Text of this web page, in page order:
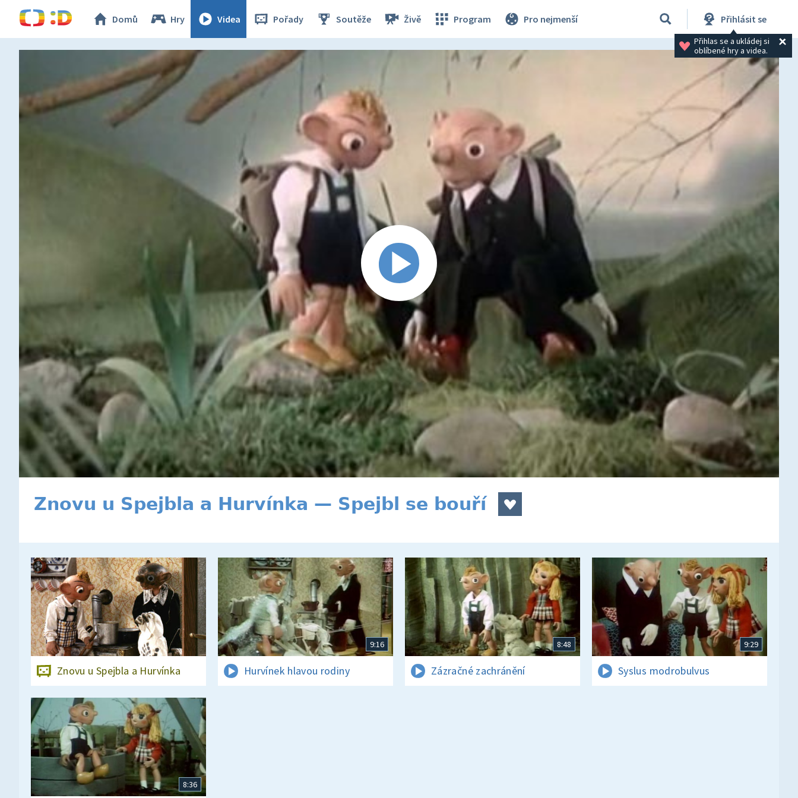
Domů Hry Videa Pořady Soutěže Živě Program Pro nejmenší Přihlásit se
Přihlas se a ukládej si
oblíbené hry a videa.
Znovu u Spejbla a Hurvínka — Spejbl se bouří
Znovu u Spejbla a Hurvínka
9:16
Hurvínek hlavou rodiny
8:48
Zázračné zachránění
9:29
Syslus modrobulvus
8:36